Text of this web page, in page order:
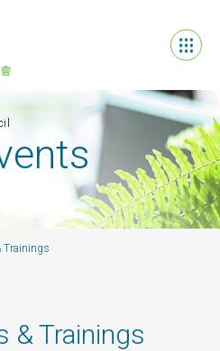
Trainings
& Trainings